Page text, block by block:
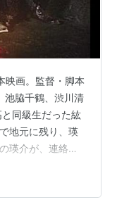
映画。監督・脚本
池脇千鶴、渋川清
同級生だった紘
地元に残り、瑛
瑛介が、連絡も
から継いだのは
良い。山に入っ